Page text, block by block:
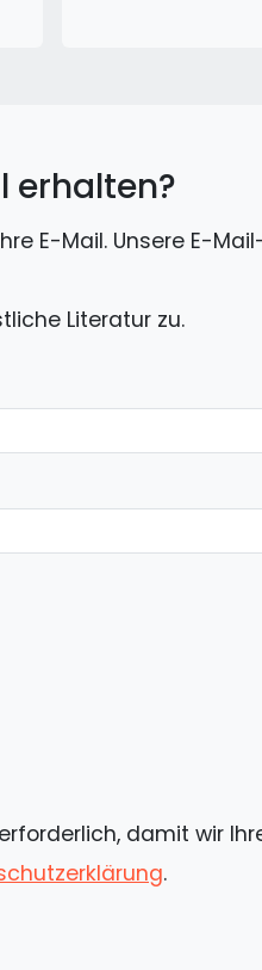
erhalten?
E-Mail. Unsere E-
Literatur zu.
damit wir
.